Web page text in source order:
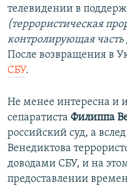
телевидении в
(террористическая
контролирующая
После возвращения в
СБУ.
Не менее интересна и
сепаратиста Филиппа
российский суд, а
Венедиктова
доводами СБУ, и на
предоставлении